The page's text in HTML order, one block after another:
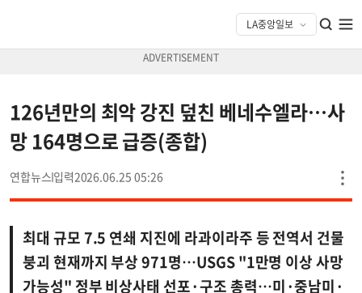
126년만의 최악 강진 덮친 베네수엘라…사
망 164명으로 급증(종합)
연합뉴스 2026.06.25 05:26
최대 규모 7.5 연쇄 지진에 라과이라주 등 전역서 건물
붕괴 현재까지 부상 971명…USGS "1만명 이상 사망
가능성" 정부 비상사태 선포·구조 총력…미·중남미·